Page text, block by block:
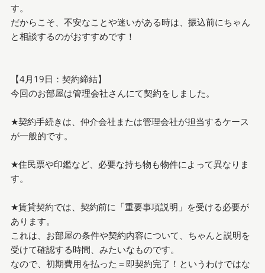
す。
だからこそ、不安なことや迷いがある時は、振込前にちゃん
と相談するのがおすすめです！
【4月19日：契約締結】
今回のお部屋は管理会社さんにて契約をしました。
★契約手続きは、仲介会社または管理会社が担当するケース
が一般的です。
★住民票や印鑑など、必要な持ち物も物件によって異なりま
す。
★賃貸契約では、契約前に「重要事項説明」を受ける必要が
あります。
これは、お部屋の条件や契約内容について、ちゃんと説明を
受けて確認する時間、みたいなものです。
なので、初期費用を払った＝即契約完了！というわけではな